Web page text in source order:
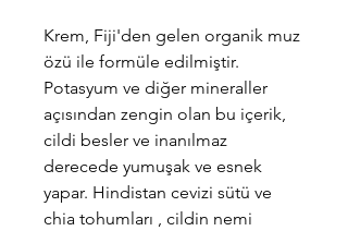
Krem, Fiji'den gelen organik muz
özü ile formüle edilmiştir.
Potasyum ve diğer mineraller
açısından zengin olan bu içerik,
cildi besler ve inanılmaz
derecede yumuşak ve esnek
yapar. Hindistan cevizi sütü ve
chia tohumları , cildin nemi